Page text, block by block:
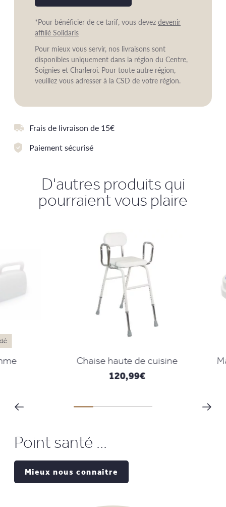
*Pour bénéficier de ce tarif, vous devezdevenir
affilié Solidaris
Pour mieux vous servir, nos livraisons sont
disponibles uniquement dans la région du Centre,
Soignies et Charleroi. Pour toute autre région,
veuillez vous adresser à la CSD de votre région.
Frais de livraison de 15€
Paiement sécurisé
D'autres produits qui
pourraient vous plaire
Chaise haute de cuisine
120,99€
Point santé ...
Mieux nous connaitre